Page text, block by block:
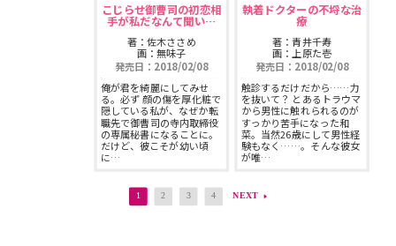
こじらせ御曹司の初恋相
手が私だなんて聞い…
著：佐木ささめ
画：無味子
発売日：2018/02/08
俺が君を綺麗にしてみせ
る。必ず 顔の傷を厚化粧で
隠している私が、なぜか転
職先で御曹司の寺内取締役
の専属秘書になることに。
だけど、彼こそが幼い頃
に…
執着ドクターの不埒な治
療
著：青井千寿
画：上原た壱
発売日：2018/02/08
触診するだけだから……力
を抜いて？ とあるトラウマ
から男性に触れられるのが
すっかり苦手になった和
菜。当然26歳にして男性経
験もなく……。そんな彼女
が唯…
1 2 3 4 NEXT